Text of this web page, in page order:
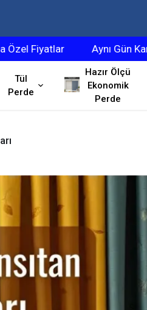
Aynı Gün Kargo
Tül
Perde
Hazır Ölçü
Ekonomik
Perde